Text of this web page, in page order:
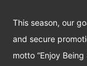
This season, our
and secure
motto “Enjoy